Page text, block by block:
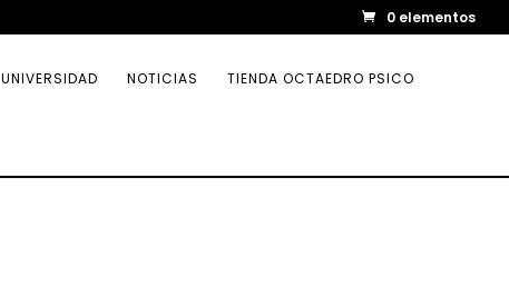
0 elementos
UNIVERSIDAD NOTICIAS TIENDA OCTAEDRO PSICO